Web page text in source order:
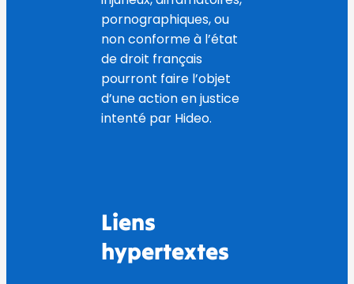
pornographiques, ou
non conforme à l’état
de droit français
pourront faire l’objet
d’une action en justice
intenté par Hideo.
Liens
hypertextes